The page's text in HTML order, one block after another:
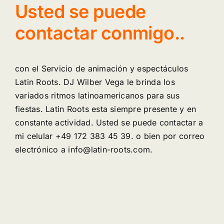
Usted se puede
contactar conmigo..
con el Servicio de animación y espectáculos
Latin Roots. DJ Wilber Vega le brinda los
variados ritmos latinoamericanos para sus
fiestas. Latin Roots esta siempre presente y en
constante actividad. Usted se puede contactar a
mi celular +49 172 383 45 39. o bien por correo
electrónico a info@latin-roots.com.